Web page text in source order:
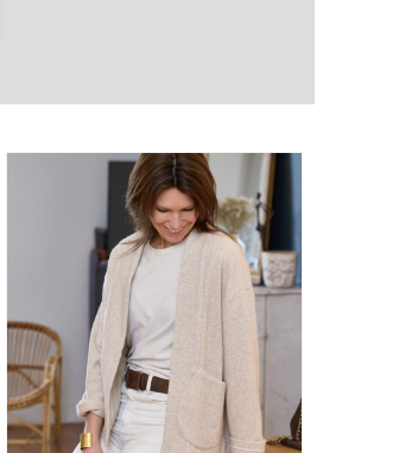
BERGER
PDF:
POCHETTE:17,90 €